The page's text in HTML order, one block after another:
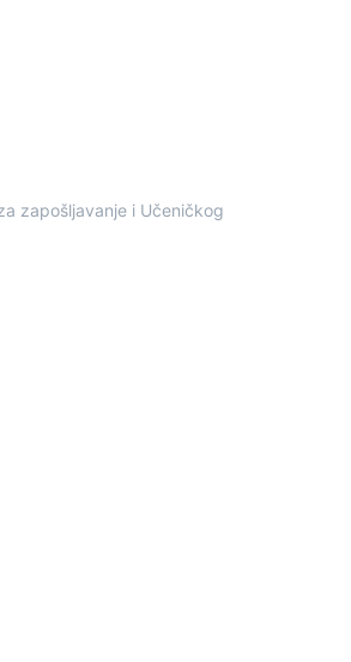
zapošljavanje i Učeničkog